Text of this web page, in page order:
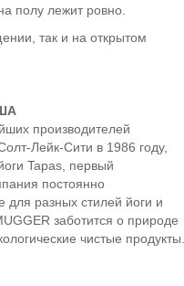
полу лежит ровно.
так и на открытом
производителей
Лейк-Сити в 1986 году,
Tapas, первый
постоянно
для разных стилей йоги и
заботится о природе
чистые продукты.